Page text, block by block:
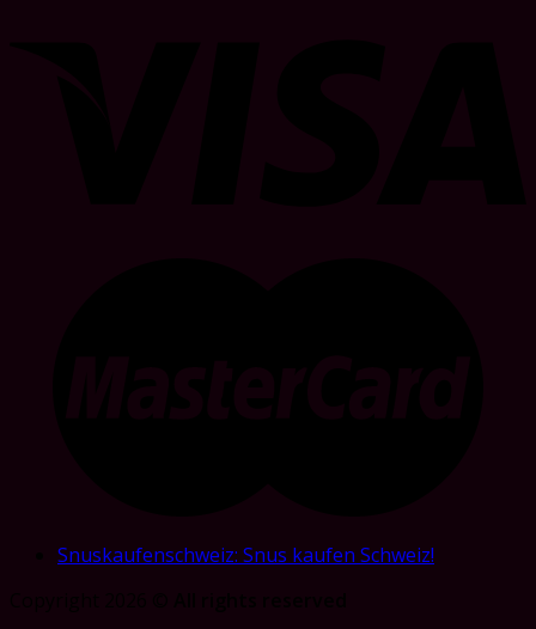
Snuskaufenschweiz: Snus kaufen Schweiz!